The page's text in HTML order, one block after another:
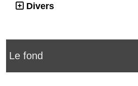
Divers
Le fond